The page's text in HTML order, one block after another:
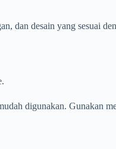
dan desain yang sesuai
digunakan. Gunakan